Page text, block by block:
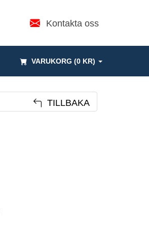
Kontakta oss
VARUKORG (0 KR)
TILLBAKA